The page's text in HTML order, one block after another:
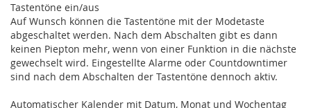
Tastentöne ein/aus
Auf Wunsch können die Tastentöne mit der Modetaste
abgeschaltet werden. Nach dem Abschalten gibt es dann
keinen Piepton mehr, wenn von einer Funktion in die nächste
gewechselt wird. Eingestellte Alarme oder Countdowntimer
sind nach dem Abschalten der Tastentöne dennoch aktiv.
Automatischer Kalender mit Datum, Monat und Wochentag